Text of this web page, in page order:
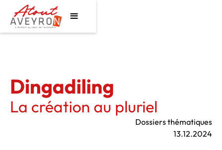
Dingadiling
La création au pluriel
Dossiers thématiques
13.12.2024